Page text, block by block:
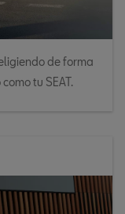
de forma
tu SEAT.